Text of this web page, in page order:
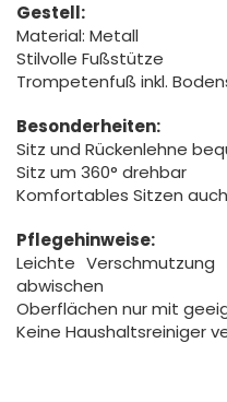
Gestell:
Material: Metall
Stilvolle Fußstütze
Trompetenfuß inkl.
Besonderheiten:
Sitz und Rückenlehne
Sitz um 360° drehbar
Komfortables Sitzen
Pflegehinweise:
Leichte
abwischen
Oberflächen nur mit
Keine Haushaltsreiniger